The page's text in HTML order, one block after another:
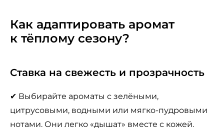
Как адаптировать аромат
к тёплому сезону?
Ставка на свежесть и прозрачность
✔ Выбирайте ароматы с зелёными,
цитрусовыми, водными или мягко-пудровыми
нотами. Они легко «дышат» вместе с кожей.